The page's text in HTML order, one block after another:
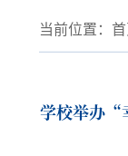
当前位置：
学校举办“